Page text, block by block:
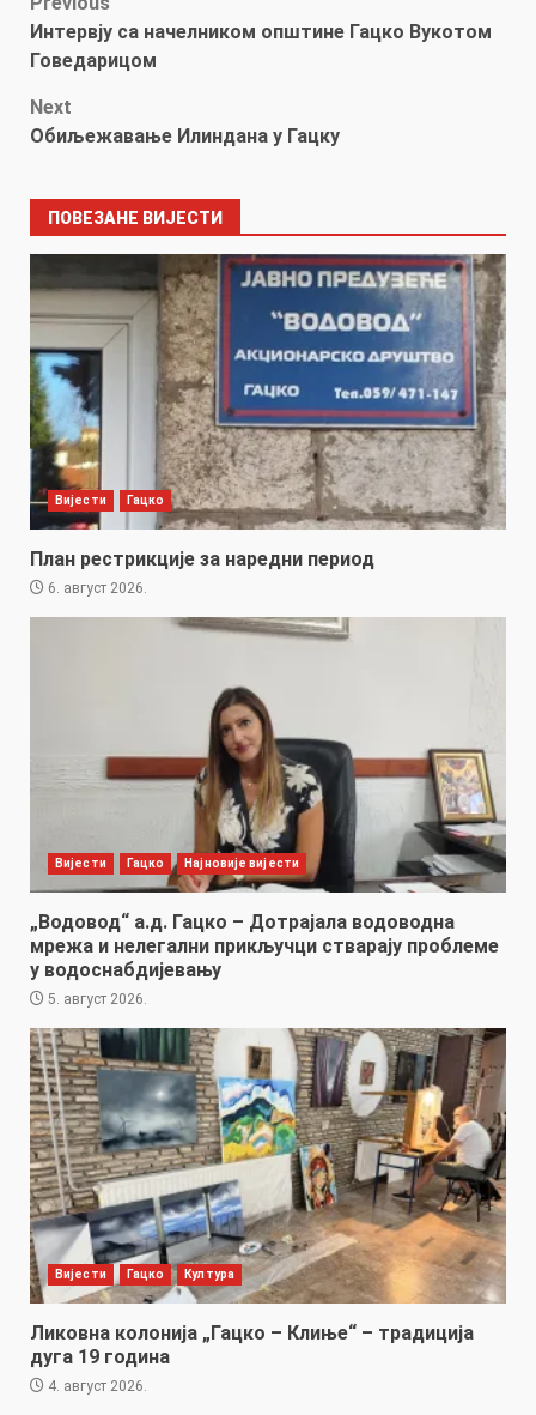
Post
navigation
Интервју са начелником општине Гацко Вукотом
Говедарицом
Next
Обиљежавање Илиндана у Гацку
ПОВЕЗАНЕ ВИЈЕСТИ
Вијести Гацко
План рестрикције за наредни период
6. август 2026.
Вијести Гацко Најновије вијести
„Водовод“ а.д. Гацко – Дотрајала водоводна
мрежа и нелегални прикључци стварају проблеме
у водоснабдијевању
5. август 2026.
Вијести Гацко Култура
Ликовна колонија „Гацко – Клиње“ – традиција
дуга 19 година
4. август 2026.